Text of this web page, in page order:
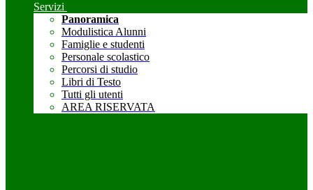
Servizi
Panoramica
Modulistica Alunni
Famiglie e studenti
Personale scolastico
Percorsi di studio
Libri di Testo
Tutti gli utenti
AREA RISERVATA